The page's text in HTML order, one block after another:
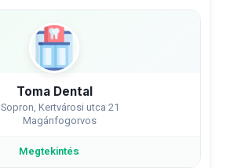
Toma Dental
Sopron, Kertvárosi utca 21
Magánfogorvos
Megtekintés